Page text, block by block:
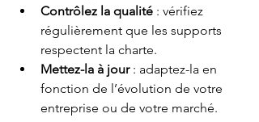
Contrôlez la qualité : vérifiez
régulièrement que les supports
respectent la charte.
Mettez-la à jour : adaptez-la en
fonction de l’évolution de votre
entreprise ou de votre marché.